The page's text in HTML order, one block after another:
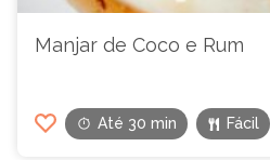
Manjar de Coco e Rum
Até 30 min Fácil